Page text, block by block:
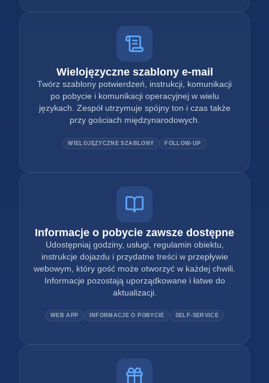
Wielojęzyczne szablony e-mail
Twórz szablony potwierdzeń, instrukcji, komunikacji
po pobycie i komunikacji operacyjnej w wielu
językach. Zespół utrzymuje spójny ton i czas także
przy gościach międzynarodowych.
WIELOJĘZYCZNE SZABLONY FOLLOW-UP
Informacje o pobycie zawsze dostępne
Udostępniaj godziny, usługi, regulamin obiektu,
instrukcje dojazdu i przydatne treści w przepływie
webowym, który gość może otworzyć w każdej chwili.
Informacje pozostają uporządkowane i łatwe do
aktualizacji.
WEB APP INFORMACJE O POBYCIE SELF-SERVICE